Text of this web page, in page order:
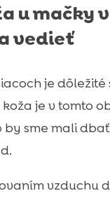
u mačky
vedieť
je
je v tomto
by sme mali
vzduchu